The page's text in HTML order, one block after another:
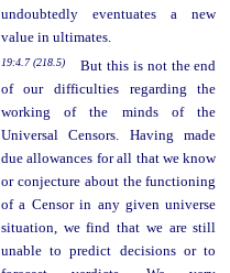
undoubtedly eventuates a new
value in ultimates.
19:4.7 (218.5)
But this is not the end
of our difficulties regarding the
working of the minds of the
Universal Censors. Having made
due allowances for all that we know
or conjecture about the functioning
of a Censor in any given universe
situation, we find that we are still
unable to predict decisions or to